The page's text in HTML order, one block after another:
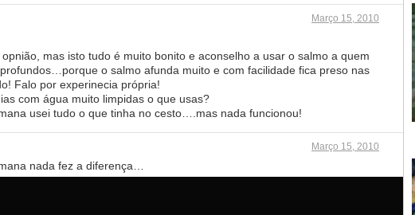
Março 15, 2010
mas isto tudo é muito bonito e aconselho a usar o salmo a quem
o salmo afunda muito e com facilidade fica preso nas
Falo por experinecia própria!
com água muito limpidas o que usas?
usei tudo o que tinha no cesto….mas nada funcionou!
Março 15, 2010
nada fez a diferença…